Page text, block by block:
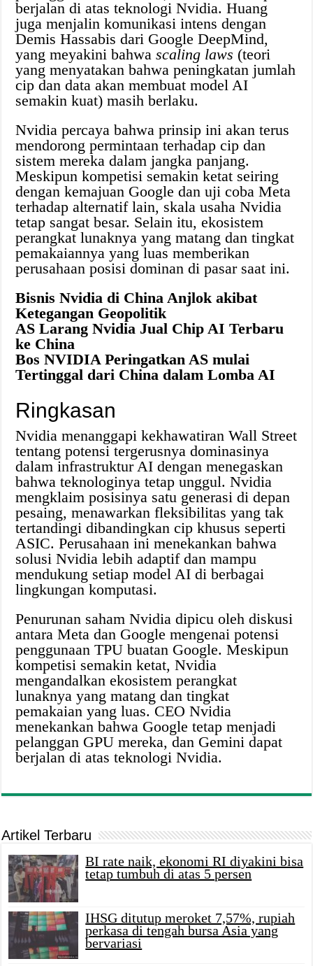
berjalan di atas teknologi Nvidia. Huang
juga menjalin komunikasi intens dengan
Demis Hassabis dari Google DeepMind,
yang meyakini bahwascaling laws (teori
yang menyatakan bahwa peningkatan jumlah
cip dan data akan membuat model AI
semakin kuat) masih berlaku.
Nvidia percaya bahwa prinsip ini akan terus
mendorong permintaan terhadap cip dan
sistem mereka dalam jangka panjang.
Meskipun kompetisi semakin ketat seiring
dengan kemajuan Google dan uji coba Meta
terhadap alternatif lain, skala usaha Nvidia
tetap sangat besar. Selain itu, ekosistem
perangkat lunaknya yang matang dan tingkat
pemakaiannya yang luas memberikan
perusahaan posisi dominan di pasar saat ini.
Bisnis Nvidia di China Anjlok akibat
Ketegangan Geopolitik
AS Larang Nvidia Jual Chip AI Terbaru
ke China
Bos NVIDIA Peringatkan AS mulai
Tertinggal dari China dalam Lomba AI
Ringkasan
Nvidia menanggapi kekhawatiran Wall Street
tentang potensi tergerusnya dominasinya
dalam infrastruktur AI dengan menegaskan
bahwa teknologinya tetap unggul. Nvidia
mengklaim posisinya satu generasi di depan
pesaing, menawarkan fleksibilitas yang tak
tertandingi dibandingkan cip khusus seperti
ASIC. Perusahaan ini menekankan bahwa
solusi Nvidia lebih adaptif dan mampu
mendukung setiap model AI di berbagai
lingkungan komputasi.
Penurunan saham Nvidia dipicu oleh diskusi
antara Meta dan Google mengenai potensi
penggunaan TPU buatan Google. Meskipun
kompetisi semakin ketat, Nvidia
mengandalkan ekosistem perangkat
lunaknya yang matang dan tingkat
pemakaian yang luas. CEO Nvidia
menekankan bahwa Google tetap menjadi
pelanggan GPU mereka, dan Gemini dapat
berjalan di atas teknologi Nvidia.
Artikel Terbaru
BI rate naik, ekonomi RI diyakini bisa
tetap tumbuh di atas 5 persen
IHSG ditutup meroket 7,57%, rupiah
perkasa di tengah bursa Asia yang
bervariasi